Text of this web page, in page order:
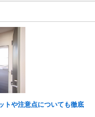
トや注意点についても徹底